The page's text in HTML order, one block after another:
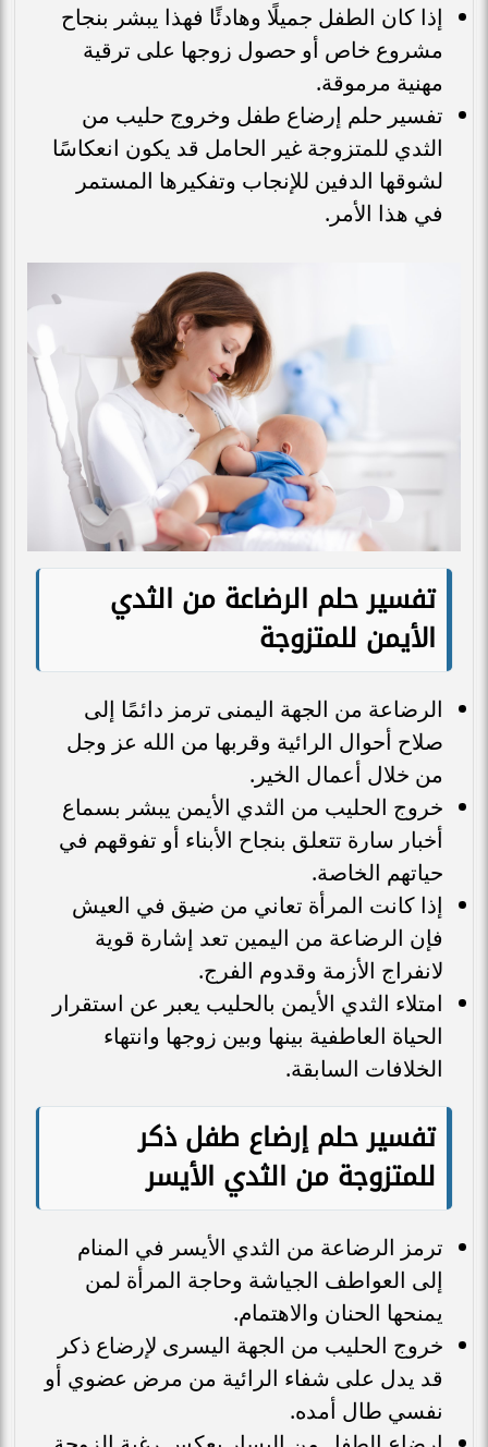
إذا كان الطفل جميلًا وهادئًا فهذا يبشر بنجاح
مشروع خاص أو حصول زوجها على ترقية
مهنية مرموقة.
تفسير حلم إرضاع طفل وخروج حليب من
الثدي للمتزوجة غير الحامل قد يكون انعكاسًا
لشوقها الدفين للإنجاب وتفكيرها المستمر
في هذا الأمر.
تفسير حلم الرضاعة من الثدي
الأيمن للمتزوجة
الرضاعة من الجهة اليمنى ترمز دائمًا إلى
صلاح أحوال الرائية وقربها من الله عز وجل
من خلال أعمال الخير.
خروج الحليب من الثدي الأيمن يبشر بسماع
أخبار سارة تتعلق بنجاح الأبناء أو تفوقهم في
حياتهم الخاصة.
إذا كانت المرأة تعاني من ضيق في العيش
فإن الرضاعة من اليمين تعد إشارة قوية
لانفراج الأزمة وقدوم الفرج.
امتلاء الثدي الأيمن بالحليب يعبر عن استقرار
الحياة العاطفية بينها وبين زوجها وانتهاء
الخلافات السابقة.
تفسير حلم إرضاع طفل ذكر
للمتزوجة من الثدي الأيسر
ترمز الرضاعة من الثدي الأيسر في المنام
إلى العواطف الجياشة وحاجة المرأة لمن
يمنحها الحنان والاهتمام.
خروج الحليب من الجهة اليسرى لإرضاع ذكر
قد يدل على شفاء الرائية من مرض عضوي أو
نفسي طال أمده.